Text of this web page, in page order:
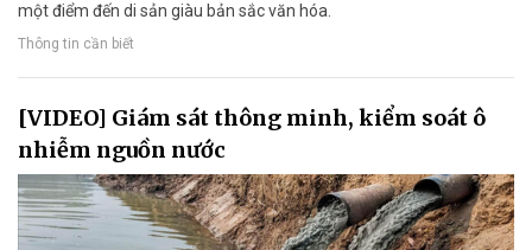
một điểm đến di sản giàu bản sắc văn hóa.
Thông tin cần biết
[VIDEO] Giám sát thông minh, kiểm soát ô
nhiễm nguồn nước